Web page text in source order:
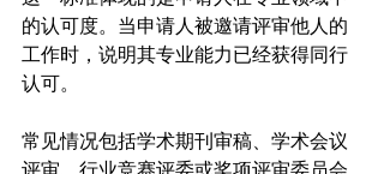
的认可度。当申请人被邀请评审他人的
工作时，说明其专业能力已经获得同行
认可。
常见情况包括学术期刊审稿、学术会议
评审、行业竞赛评委或奖项评审委员会